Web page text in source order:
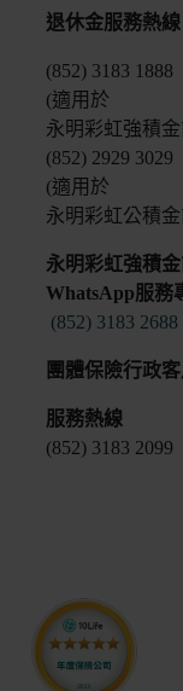
退休金服務熱線
(852) 3183 1888
(適用於
永明彩虹強積
(852) 2929 3029
(適用於
永明彩虹公積
永明彩虹強積金
WhatsApp服務
(852) 3183 2688
團體保險行政客
服務熱線
(852) 3183 2099